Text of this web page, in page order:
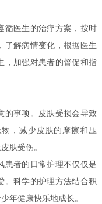
医生的治疗方案，按时
了解病情变化，根据医生
，加强对患者的督促和指
的事项。皮肤受损会导致
，减少皮肤的摩擦和压
肤受伤。
患者的日常护理不仅仅是
。科学的护理方法结合积
年健康快乐地成长。